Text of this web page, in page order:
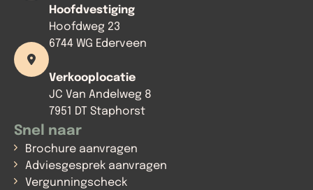
Hoofdvestiging
Hoofdweg 23
6744 WG Ederveen
Verkooplocatie
JC Van Andelweg 8
7951 DT Staphorst
Snel naar
Brochure aanvragen
Adviesgesprek aanvragen
Vergunningscheck